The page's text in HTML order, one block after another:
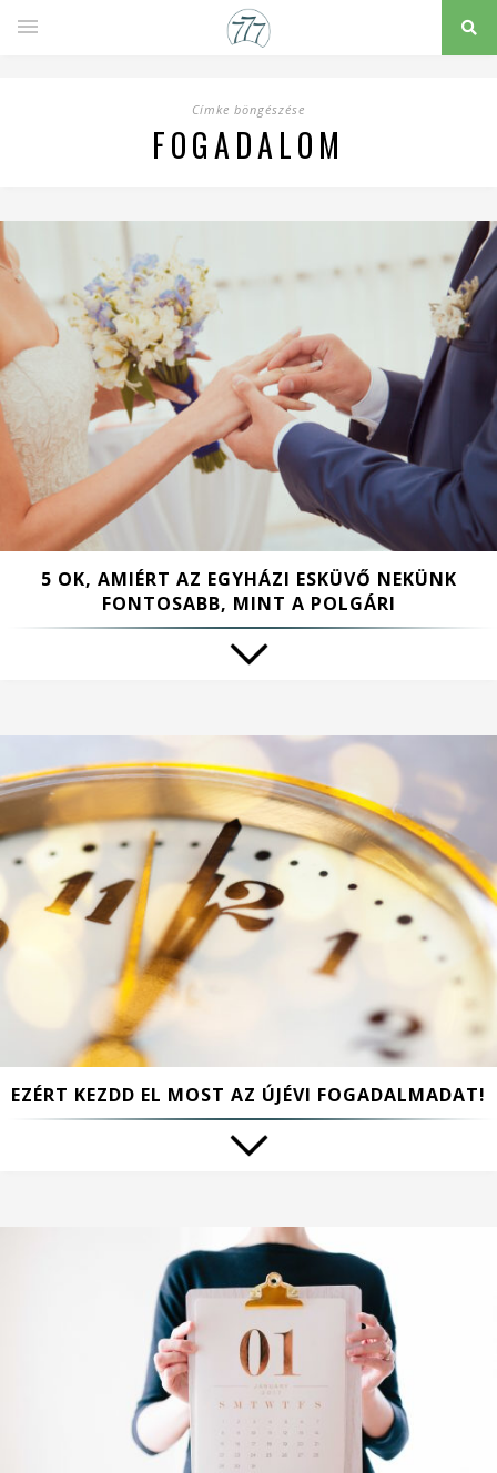
Címke böngészése
FOGADALOM
5 OK, AMIÉRT AZ EGYHÁZI ESKÜVŐ NEKÜNK
FONTOSABB, MINT A POLGÁRI
EZÉRT KEZDD EL MOST AZ ÚJÉVI FOGADALMADAT!